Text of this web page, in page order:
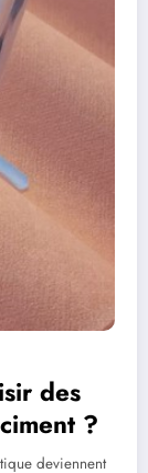
des
?
deviennent